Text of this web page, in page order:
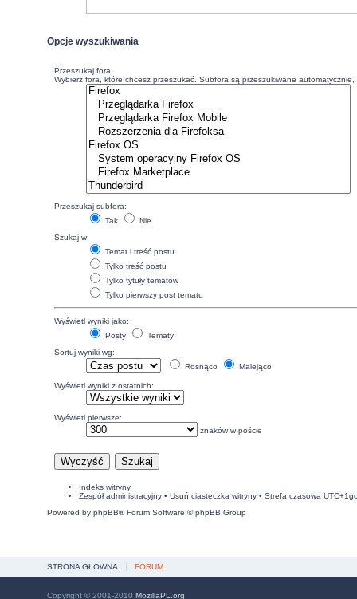
Opcje wyszukiwania
Przeszukaj fora:
Wybierz fora, które chcesz przeszukać. Subfora są przeszukiwane
Przeszukaj subfora:
Tak
Nie
Szukaj w:
Temat i treść postu
Tylko treść postu
Tylko tytuły tematów
Tylko pierwszy post tematu
Wyświetl wyniki jako:
Posty
Tematy
Sortuj wyniki wg:
Rosnąco
Malejąco
Wyświetl wyniki z ostatnich:
Wyświetl pierwsze:
znaków w poście
Indeks witryny
Zespół administracyjny• Usuń ciasteczka witryny• Strefa czasowa
Powered by phpBB® Forum Software © phpBB Group
STRONA GŁÓWNA FORUM
Copyright © 2001-2010 MozillaPL.org